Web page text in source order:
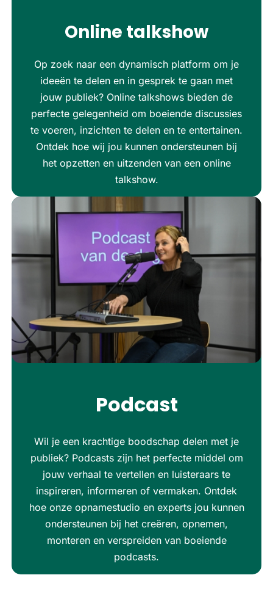
Online talkshow
Op zoek naar een dynamisch platform om je
ideeën te delen en in gesprek te gaan met
jouw publiek? Online talkshows bieden de
perfecte gelegenheid om boeiende discussies
te voeren, inzichten te delen en te entertainen.
Ontdek hoe wij jou kunnen ondersteunen bij
het opzetten en uitzenden van een online
talkshow.
Podcast
Wil je een krachtige boodschap delen met je
publiek? Podcasts zijn het perfecte middel om
jouw verhaal te vertellen en luisteraars te
inspireren, informeren of vermaken. Ontdek
hoe onze opnamestudio en experts jou kunnen
ondersteunen bij het creëren, opnemen,
monteren en verspreiden van boeiende
podcasts.